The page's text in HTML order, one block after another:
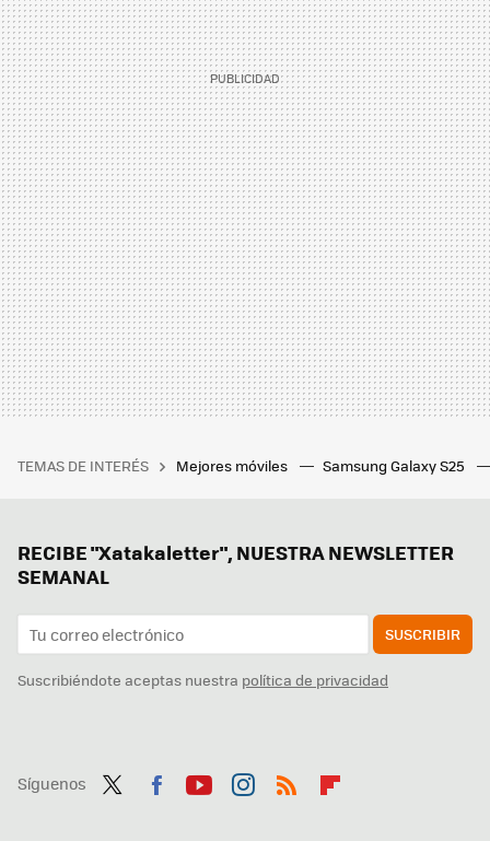
TEMAS DE INTERÉS Mejores móviles Samsung Galaxy S25
RECIBE "Xatakaletter", NUESTRA NEWSLETTER
SEMANAL
SUSCRIBIR
Suscribiéndote aceptas nuestra política de privacidad
Síguenos